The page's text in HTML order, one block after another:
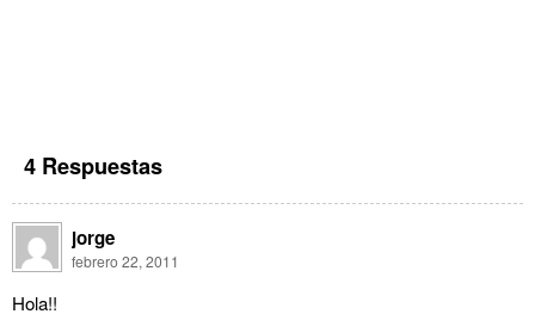
4 Respuestas
jorge
febrero 22, 2011
Hola!!